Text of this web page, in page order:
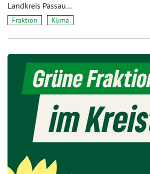
Landkreis Passau…
Fraktion Klima